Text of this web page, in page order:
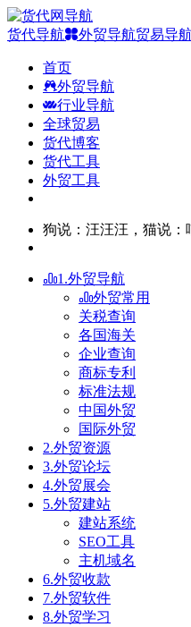
货代导航 外贸导航贸易导航
首页
外贸导航
行业导航
全球贸易
货代博客
货代工具
外贸工具
狗说：汪汪汪，猫说：
1.外贸导航
外贸常用
关税查询
各国海关
企业查询
商标专利
标准法规
中国外贸
国际外贸
2.外贸资源
3.外贸论坛
4.外贸展会
5.外贸建站
建站系统
SEO工具
主机域名
6.外贸收款
7.外贸软件
8.外贸学习